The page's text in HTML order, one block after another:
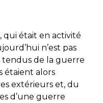
qui était en activité
n’est pas
tendus de la guerre
étaient alors
extérieurs et, du
d’une guerre